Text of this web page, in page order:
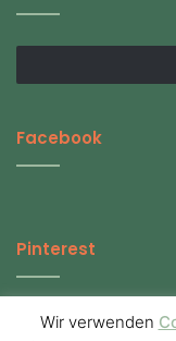
Facebook
Pinterest
Wir verwenden